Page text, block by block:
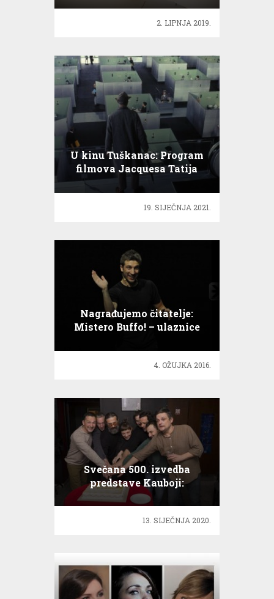
2. LIPNJA 2019.
U kinu Tuškanac: Program
filmova Jacquesa Tatija
19. SIJEČNJA 2021.
Nagrađujemo čitatelje:
Mistero Buffo! – ulaznice
4. OŽUJKA 2016.
Svečana 500. izvedba
predstave Kauboji:
Čestitamo!
13. SIJEČNJA 2020.